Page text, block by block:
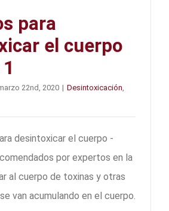
para
el cuerpo
22nd, 2020 | Desintoxicación
desintoxicar el cuerpo -
por expertos en la
al cuerpo de toxinas y otras
van acumulando en el cuerpo.